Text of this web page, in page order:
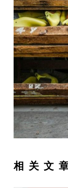
可
以
找
到
Tricker’s
与
退
货
码
指
南
常
见
问
题
答
条
款
和
件
隐
私
明
体
中
文
繁
體
中
文
English
相关文